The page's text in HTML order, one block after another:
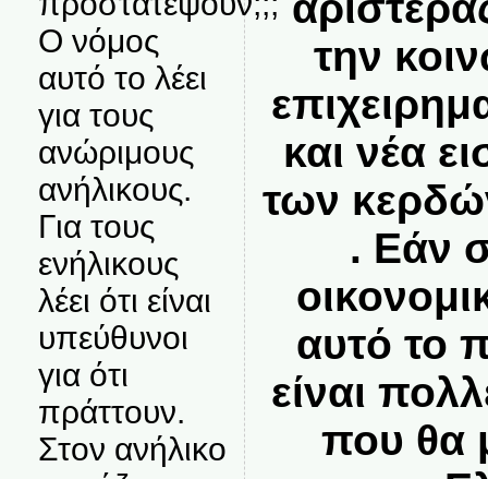
Ο νόμος
αυτό το λέει
για τους
ανώριμους
ανήλικους.
Για τους
ενήλικους
λέει ότι είναι
υπεύθυνοι
για ότι
πράττουν.
Στον ανήλικο
την
και νέα
των
. Εάν
αυτό το
είναι
που θα